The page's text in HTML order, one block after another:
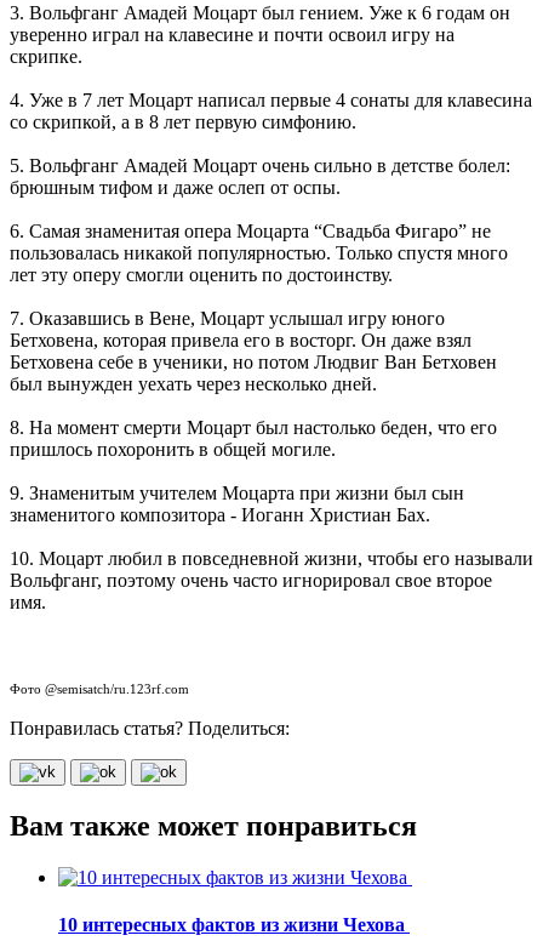
3. Вольфганг Амадей Моцарт был гением. Уже к 6 годам он
уверенно играл на клавесине и почти освоил игру на
скрипке.
4. Уже в 7 лет Моцарт написал первые 4 сонаты для клавесина
со скрипкой, а в 8 лет первую симфонию.
5. Вольфганг Амадей Моцарт очень сильно в детстве болел:
брюшным тифом и даже ослеп от оспы.
6. Самая знаменитая опера Моцарта “Свадьба Фигаро” не
пользовалась никакой популярностью. Только спустя много
лет эту оперу смогли оценить по достоинству.
7. Оказавшись в Вене, Моцарт услышал игру юного
Бетховена, которая привела его в восторг. Он даже взял
Бетховена себе в ученики, но потом Людвиг Ван Бетховен
был вынужден уехать через несколько дней.
8. На момент смерти Моцарт был настолько беден, что его
пришлось похоронить в общей могиле.
9. Знаменитым учителем Моцарта при жизни был сын
знаменитого композитора - Иоганн Христиан Бах.
10. Моцарт любил в повседневной жизни, чтобы его называли
Вольфганг, поэтому очень часто игнорировал свое второе
имя.
Фото @semisatch/ru.123rf.com
Понравилась статья? Поделиться:
Вам также может понравиться
10 интересных фактов из жизни Чехова